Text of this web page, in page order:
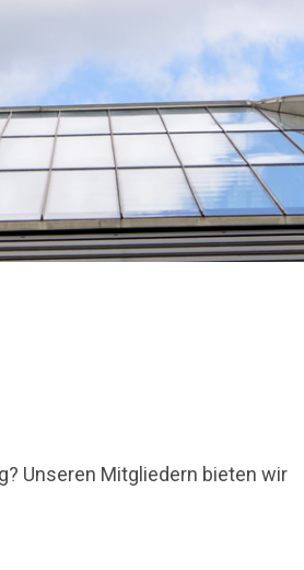
Unseren Mitgliedern bieten wir